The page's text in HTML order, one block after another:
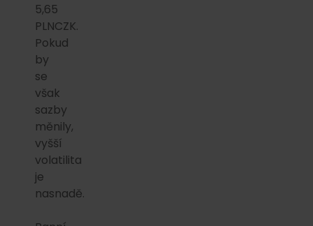
5,65
PLNCZK.
Pokud
by
se
však
sazby
měnily,
vyšší
volatilita
je
nasnadě.